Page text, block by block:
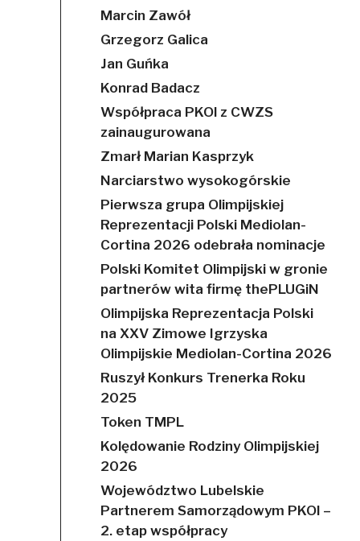
Marcin Zawół
Grzegorz Galica
Jan Guńka
Konrad Badacz
Współpraca PKOl z CWZS
zainaugurowana
Zmarł Marian Kasprzyk
Narciarstwo wysokogórskie
Pierwsza grupa Olimpijskiej
Reprezentacji Polski Mediolan-
Cortina 2026 odebrała nominacje
Polski Komitet Olimpijski w gronie
partnerów wita firmę thePLUGiN
Olimpijska Reprezentacja Polski
na XXV Zimowe Igrzyska
Olimpijskie Mediolan-Cortina 2026
Ruszył Konkurs Trenerka Roku
2025
Token TMPL
Kolędowanie Rodziny Olimpijskiej
2026
Województwo Lubelskie
Partnerem Samorządowym PKOl –
2. etap współpracy